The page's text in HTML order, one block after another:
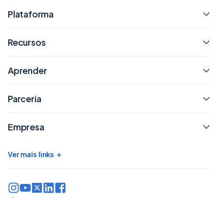
Plataforma
Recursos
Aprender
Parceria
Empresa
Ver mais links +